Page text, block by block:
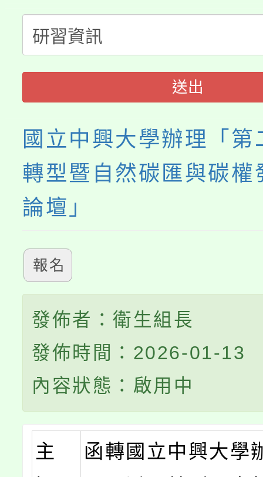
半價優惠，詳情可洽有
者。
份教師研習
淨零綠生活教案入校路
會
送出
國立中興大學辦理「第
轉型暨自然碳匯與碳權
論壇」
報名
發佈者：衛生組長
發佈時間：2026-01-13
內容狀態：啟用中
主
函轉國立中興大學